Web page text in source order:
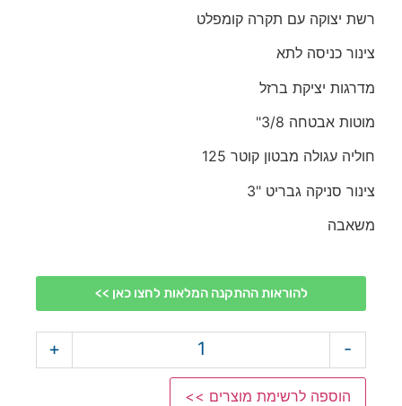
רשת יצוקה עם תקרה קומפלט
צינור כניסה לתא
מדרגות יציקת ברזל
מוטות אבטחה 3/8"
חוליה עגולה מבטון קוטר 125
צינור סניקה גבריט "3
משאבה
להוראות ההתקנה המלאות לחצו כאן >>
-
+
הוספה לרשימת מוצרים >>